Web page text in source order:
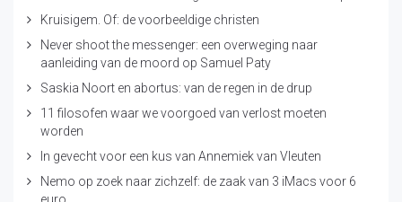
Kruisigem. Of: de voorbeeldige christen
Never shoot the messenger: een overweging naar
aanleiding van de moord op Samuel Paty
Saskia Noort en abortus: van de regen in de drup
11 filosofen waar we voorgoed van verlost moeten
worden
In gevecht voor een kus van Annemiek van Vleuten
Nemo op zoek naar zichzelf: de zaak van 3 iMacs voor 6